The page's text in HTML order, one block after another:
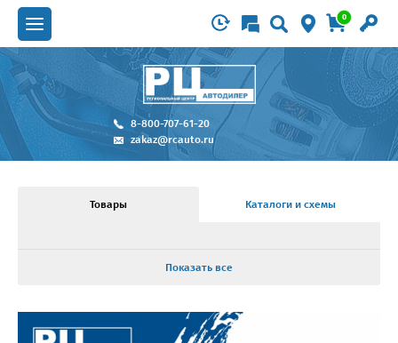
0
8-800-707-61-20
zakaz@rcauto.ru
Товары Каталоги и схемы
Показать все